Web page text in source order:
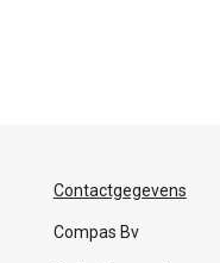
Contactgegevens
Compas Bv